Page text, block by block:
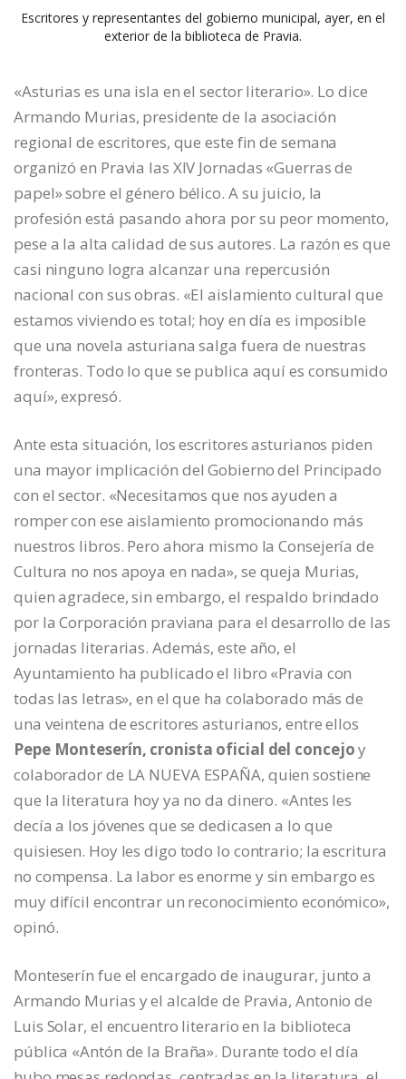
Escritores y representantes del gobierno municipal, ayer, en el
exterior de la biblioteca de Pravia.
«Asturias es una isla en el sector literario». Lo dice
Armando Murias, presidente de la asociación
regional de escritores, que este fin de semana
organizó en Pravia las XIV Jornadas «Guerras de
papel» sobre el género bélico. A su juicio, la
profesión está pasando ahora por su peor momento,
pese a la alta calidad de sus autores. La razón es que
casi ninguno logra alcanzar una repercusión
nacional con sus obras. «El aislamiento cultural que
estamos viviendo es total; hoy en día es imposible
que una novela asturiana salga fuera de nuestras
fronteras. Todo lo que se publica aquí es consumido
aquí», expresó.
Ante esta situación, los escritores asturianos piden
una mayor implicación del Gobierno del Principado
con el sector. «Necesitamos que nos ayuden a
romper con ese aislamiento promocionando más
nuestros libros. Pero ahora mismo la Consejería de
Cultura no nos apoya en nada», se queja Murias,
quien agradece, sin embargo, el respaldo brindado
por la Corporación praviana para el desarrollo de las
jornadas literarias. Además, este año, el
Ayuntamiento ha publicado el libro «Pravia con
todas las letras», en el que ha colaborado más de
una veintena de escritores asturianos, entre ellos
Pepe Monteserín, cronista oficial del concejoy
colaborador de LA NUEVA ESPAÑA, quien sostiene
que la literatura hoy ya no da dinero. «Antes les
decía a los jóvenes que se dedicasen a lo que
quisiesen. Hoy les digo todo lo contrario; la escritura
no compensa. La labor es enorme y sin embargo es
muy difícil encontrar un reconocimiento económico»,
opinó.
Monteserín fue el encargado de inaugurar, junto a
Armando Murias y el alcalde de Pravia, Antonio de
Luis Solar, el encuentro literario en la biblioteca
pública «Antón de la Braña». Durante todo el día